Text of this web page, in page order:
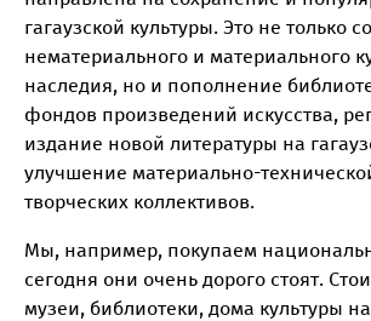
гагаузской культуры. Это не только
нематериального и материального
наследия, но и пополнение
фондов произведений искусства,
издание новой литературы на
улучшение материально-
творческих коллективов.
Мы, например, покупаем
сегодня они очень дорого стоят.
музеи, библиотеки, дома культуры